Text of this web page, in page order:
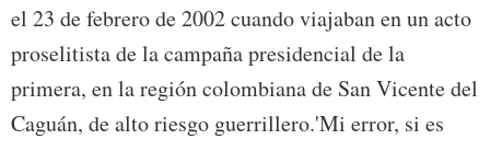
el 23 de febrero de 2002 cuando viajaban en un acto
proselitista de la campaña presidencial de la
primera, en la región colombiana de San Vicente del
Caguán, de alto riesgo guerrillero.'Mi error, si es